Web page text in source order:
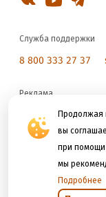
Продолжая
вы
при помощи
мы
Подробнее
Служба поддержки
8 800 333 27 37
Реклама
reklama@litres.ru
Мы принимаем к